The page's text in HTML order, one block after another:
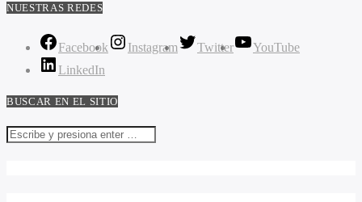
NUESTRAS REDES
Facebook Instagram Twitter
YouTube
LinkedIn
BUSCAR EN EL SITIO